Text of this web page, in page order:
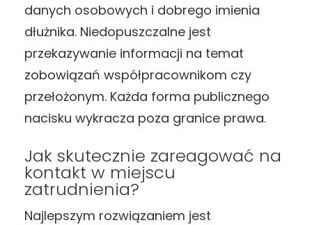
danych osobowych i dobrego imienia
dłużnika. Niedopuszczalne jest
przekazywanie informacji na temat
zobowiązań współpracownikom czy
przełożonym. Każda forma publicznego
nacisku wykracza poza granice prawa.
Jak skutecznie zareagować na
kontakt w miejscu
zatrudnienia?
Najlepszym rozwiązaniem jest